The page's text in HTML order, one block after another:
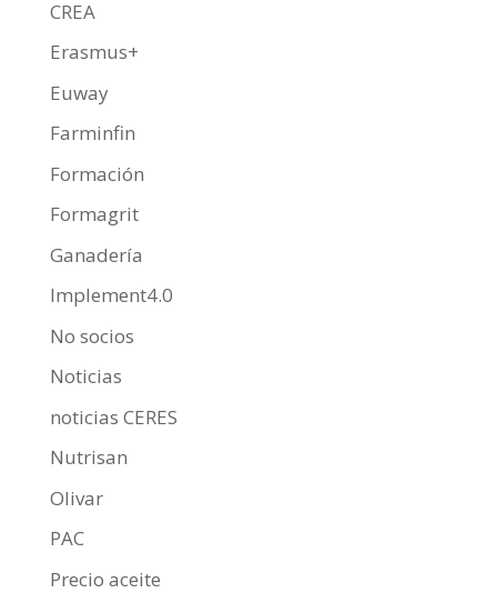
CREA
Erasmus+
Euway
Farminfin
Formación
Formagrit
Ganadería
Implement4.0
No socios
Noticias
noticias CERES
Nutrisan
Olivar
PAC
Precio aceite